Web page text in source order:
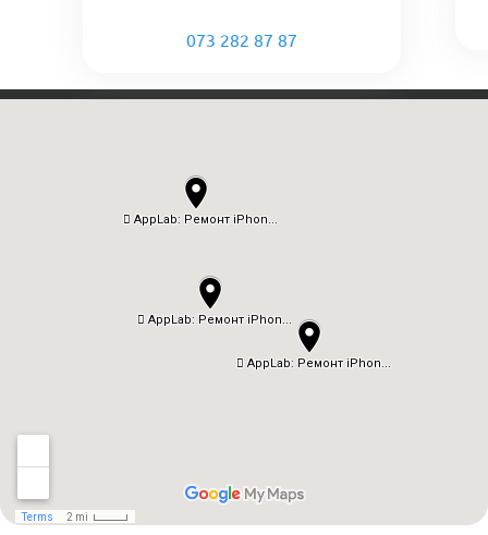
073 282 87 87